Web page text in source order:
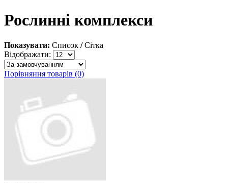
Рослинні комплекси
Показувати: Список / Сітка
Відображати:
Порівняння товарів (0)